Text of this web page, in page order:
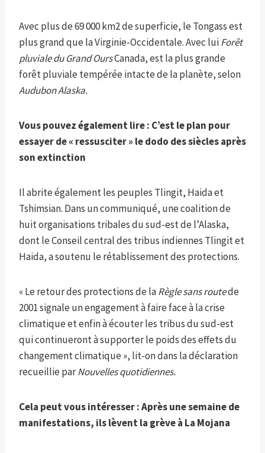
Avec plus de 69 000 km2 de superficie, le Tongass est
plus grand que la Virginie-Occidentale. Avec luiForêt
pluviale du Grand OursCanada, est la plus grande
forêt pluviale tempérée intacte de la planète, selon
Audubon Alaska.
Vous pouvez également lire : C’est le plan pour
essayer de « ressusciter » le dodo des siècles après
son extinction
Il abrite également les peuples Tlingit, Haida et
Tshimsian. Dans un communiqué, une coalition de
huit organisations tribales du sud-est de l’Alaska,
dont le Conseil central des tribus indiennes Tlingit et
Haida, a soutenu le rétablissement des protections.
« Le retour des protections de laRègle sans routede
2001 signale un engagement à faire face à la crise
climatique et enfin à écouter les tribus du sud-est
qui continueront à supporter le poids des effets du
changement climatique », lit-on dans la déclaration
recueillie parNouvelles quotidiennes.
Cela peut vous intéresser :Après une semaine de
manifestations, ils lèvent la grève à La Mojana